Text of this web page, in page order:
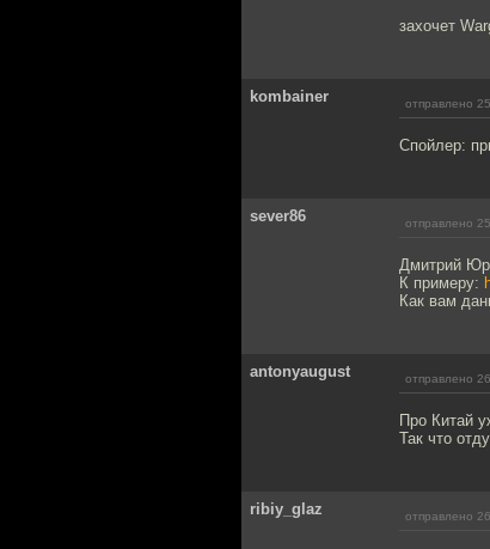
захочет
kombainer отправлено
Спойлер:
sever86 отправлено
Дмитрий
К примеру:
Как вам
antonyaugust отправлено
Про Китай
Так что
ribiy_glaz отправлено